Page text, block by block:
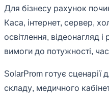
Для бізнесу рахунок
Каса, інтернет, сервер,
освітлення, відеонагляд і
вимоги до потужності,
SolarProm готує сценарії
складу, медичного